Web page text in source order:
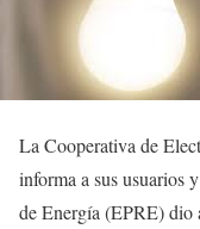
La Cooperativa de
informa a sus usuarios
de Energía (EPRE) dio